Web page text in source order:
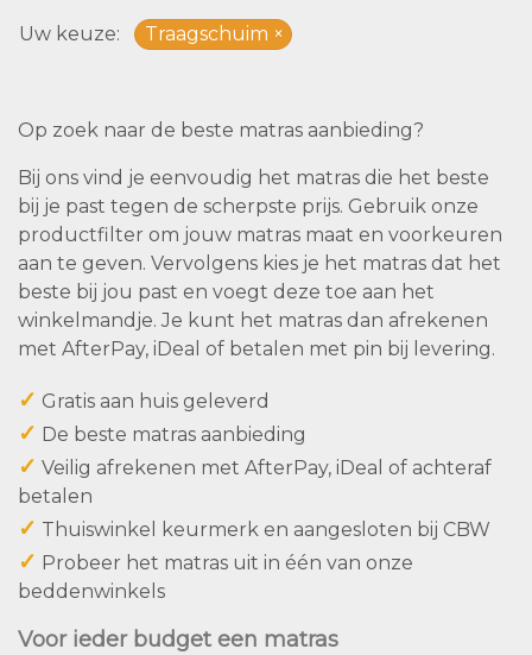
Uw keuze Traagschuim
Op zoek naar de beste matras aanbieding?
Bij ons vind je eenvoudig het matras die het beste
bij je past tegen de scherpste prijs. Gebruik onze
productfilter om jouw matras maat en voorkeuren
aan te geven. Vervolgens kies je het matras dat het
beste bij jou past en voegt deze toe aan het
winkelmandje. Je kunt het matras dan afrekenen
met AfterPay, iDeal of betalen met pin bij levering.
✓ Gratis aan huis geleverd
✓ De beste matras aanbieding
✓ Veilig afrekenen met AfterPay, iDeal of achteraf
betalen
✓ Thuiswinkel keurmerk en aangesloten bij CBW
✓ Probeer het matras uit in één van onze
beddenwinkels
Voor ieder budget een matras